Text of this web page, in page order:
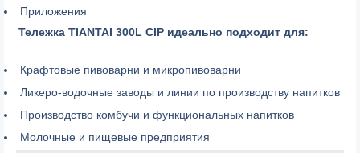
Приложения
Тележка TIANTAI 300L CIP идеально подходит для:
Крафтовые пивоварни и микропивоварни
Ликеро-водочные заводы и линии по производству напитков
Производство комбучи и функциональных напитков
Молочные и пищевые предприятия